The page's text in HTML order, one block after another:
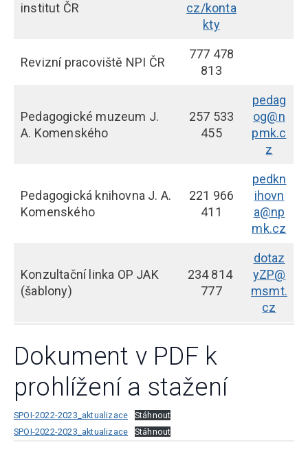
institut ČR
cz/konta
kty
Revizní pracoviště NPI ČR
777 478
813
Pedagogické muzeum J.
A. Komenského
257 533
455
pedag
og@n
pmk.c
z
Pedagogická knihovna J. A.
Komenského
221 966
411
pedkn
ihovn
a@np
mk.cz
Konzultační linka OP JAK
(šablony)
234 814
777
dotaz
yZP@
msmt.
cz
Dokument v PDF k
prohlížení a stažení
SPOI-2022-2023_aktualizace
Stáhnout
SPOI-2022-2023_aktualizace
Stáhnout